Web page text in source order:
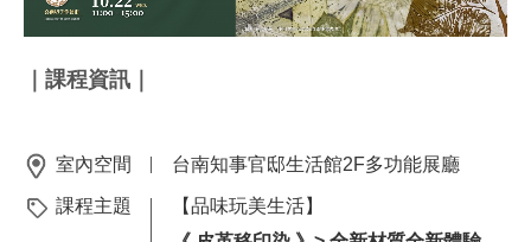
｜課程資訊｜
室內空間 台南知事官邸生活館2F多功能展廳
課程主題
【品味玩美生活】